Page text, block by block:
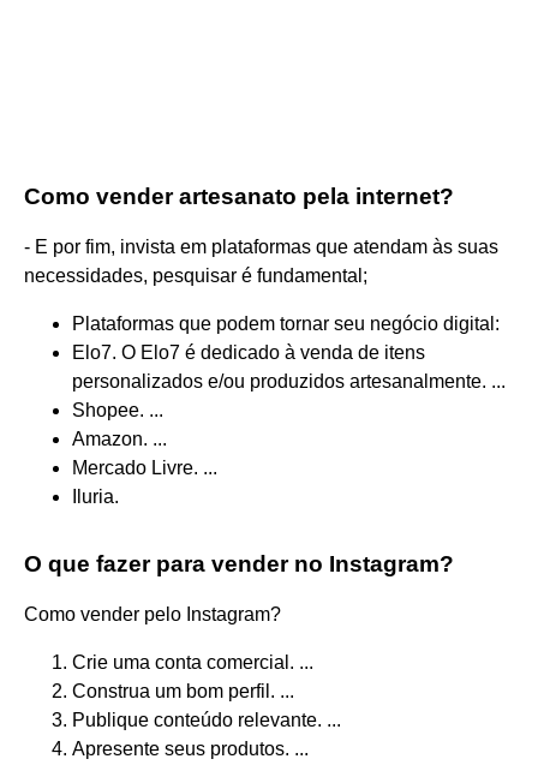
Como vender artesanato pela internet?
- E por fim, invista em plataformas que atendam às suas
necessidades, pesquisar é fundamental;
Plataformas que podem tornar seu negócio digital:
Elo7. O Elo7 é dedicado à venda de itens
personalizados e/ou produzidos artesanalmente. ...
Shopee. ...
Amazon. ...
Mercado Livre. ...
Iluria.
O que fazer para vender no Instagram?
Como vender pelo Instagram?
Crie uma conta comercial. ...
Construa um bom perfil. ...
Publique conteúdo relevante. ...
Apresente seus produtos. ...